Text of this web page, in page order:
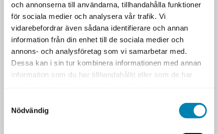
och annonserna till användarna, tillhandahålla funktioner
för sociala medier och analysera vår trafik. Vi
vidarebefordrar även sådana identifierare och annan
information från din enhet till de sociala medier och
annons- och analysföretag som vi samarbetar med.
Dessa kan i sin tur kombinera informationen med annan
information som du har tillhandahållit eller som de har
Nödvändig
EUR 3 595 exkl. moms
LIKNANDE TAGGAR